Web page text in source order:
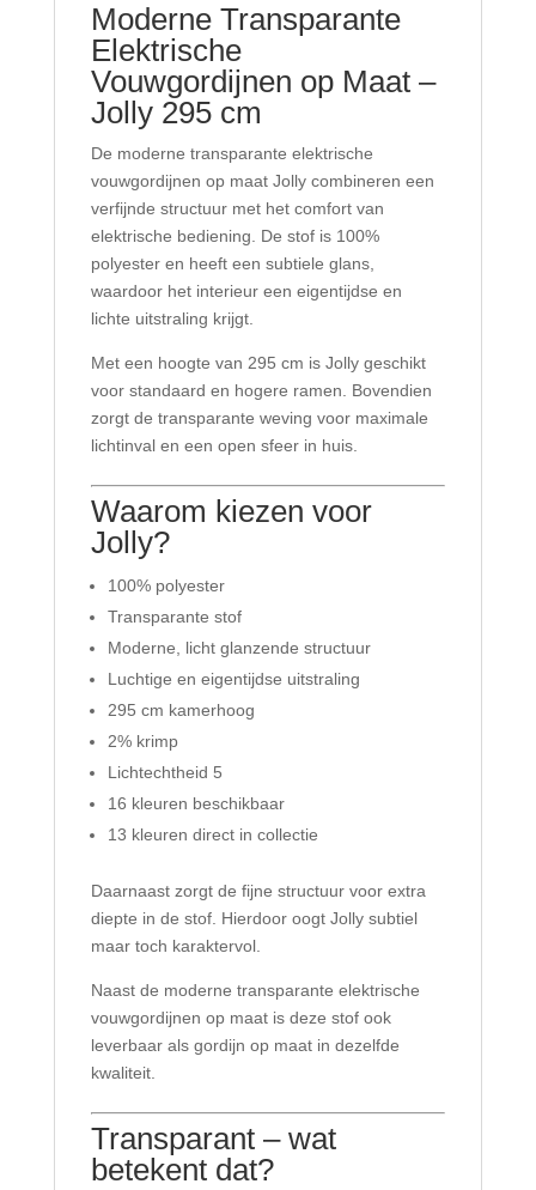
Moderne Transparante
Elektrische
Vouwgordijnen op Maat –
Jolly 295 cm
De moderne transparante elektrische
vouwgordijnen op maat Jolly combineren een
verfijnde structuur met het comfort van
elektrische bediening. De stof is 100%
polyester en heeft een subtiele glans,
waardoor het interieur een eigentijdse en
lichte uitstraling krijgt.
Met een hoogte van 295 cm is Jolly geschikt
voor standaard en hogere ramen. Bovendien
zorgt de transparante weving voor maximale
lichtinval en een open sfeer in huis.
Waarom kiezen voor
Jolly?
100% polyester
Transparante stof
Moderne, licht glanzende structuur
Luchtige en eigentijdse uitstraling
295 cm kamerhoog
2% krimp
Lichtechtheid 5
16 kleuren beschikbaar
13 kleuren direct in collectie
Daarnaast zorgt de fijne structuur voor extra
diepte in de stof. Hierdoor oogt Jolly subtiel
maar toch karaktervol.
Naast de moderne transparante elektrische
vouwgordijnen op maat is deze stof ook
leverbaar als gordijn op maat in dezelfde
kwaliteit.
Transparant – wat
betekent dat?